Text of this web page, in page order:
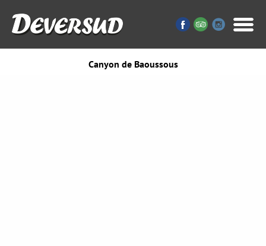
Canyon de Baoussous